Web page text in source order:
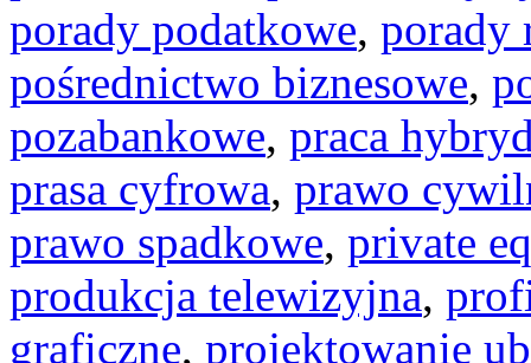
porady podatkowe, porady
pośrednictwo biznesowe,
pozabankowe, praca
prasa cyfrowa, prawo
prawo spadkowe, private
produkcja telewizyjna,
graficzne, projektowanie